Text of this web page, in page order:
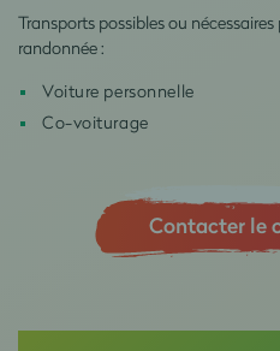
Transports possibles ou
randonnée :
Voiture personnelle
Co-voiturage
Contacter le